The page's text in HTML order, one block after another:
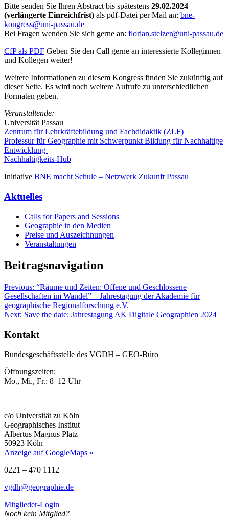
Bitte senden Sie Ihren Abstract bis spätestens 29.02.2024
(verlängerte Einreichfrist) als pdf-Datei per Mail an: bne-
kongress@uni-passau.de
Bei Fragen wenden Sie sich gerne an: florian.stelzer@uni-passau.de
CfP als PDF Geben Sie den Call gerne an interessierte Kolleginnen
und Kollegen weiter!
Weitere Informationen zu diesem Kongress finden Sie zukünftig auf
dieser Seite. Es wird noch weitere Aufrufe zu unterschiedlichen
Formaten geben.
Veranstaltende:
Universität Passau
Zentrum für Lehrkräftebildung und Fachdidaktik (ZLF)
Professur für Geographie mit Schwerpunkt Bildung für Nachhaltige
Entwicklung
Nachhaltigkeits-Hub
Initiative BNE macht Schule – Netzwerk Zukunft Passau
Aktuelles
Calls for Papers and Sessions
Geographie in den Medien
Preise und Auszeichnungen
Veranstaltungen
Beitragsnavigation
Previous: “Räume und Zeiten: Offene und Geschlossene
Gesellschaften im Wandel” – Jahrestagung der Akademie für
geographische Regionalforschung e.V.
Next: Save the date: Jahrestagung AK Digitale Geographien 2024
Kontakt
Bundesgeschäftsstelle des VGDH – GEO-Büro
Öffnungszeiten:
Mo., Mi., Fr.: 8–12 Uhr
c/o Universität zu Köln
Geographisches Institut
Albertus Magnus Platz
50923 Köln
Anzeige auf GoogleMaps »
0221 – 470 1112
vgdh@geographie.de
Mitglieder-Login
Noch kein Mitglied?